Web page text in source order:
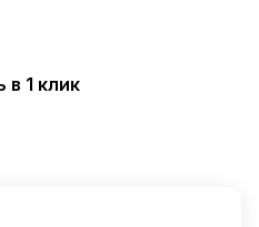
в 1 клик